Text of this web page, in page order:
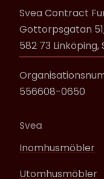
Svea Contract
Gottorpsgatan
582 73 Linköping,
556608-0650
Svea
Inomhusmöbler
Utomhusmöbler